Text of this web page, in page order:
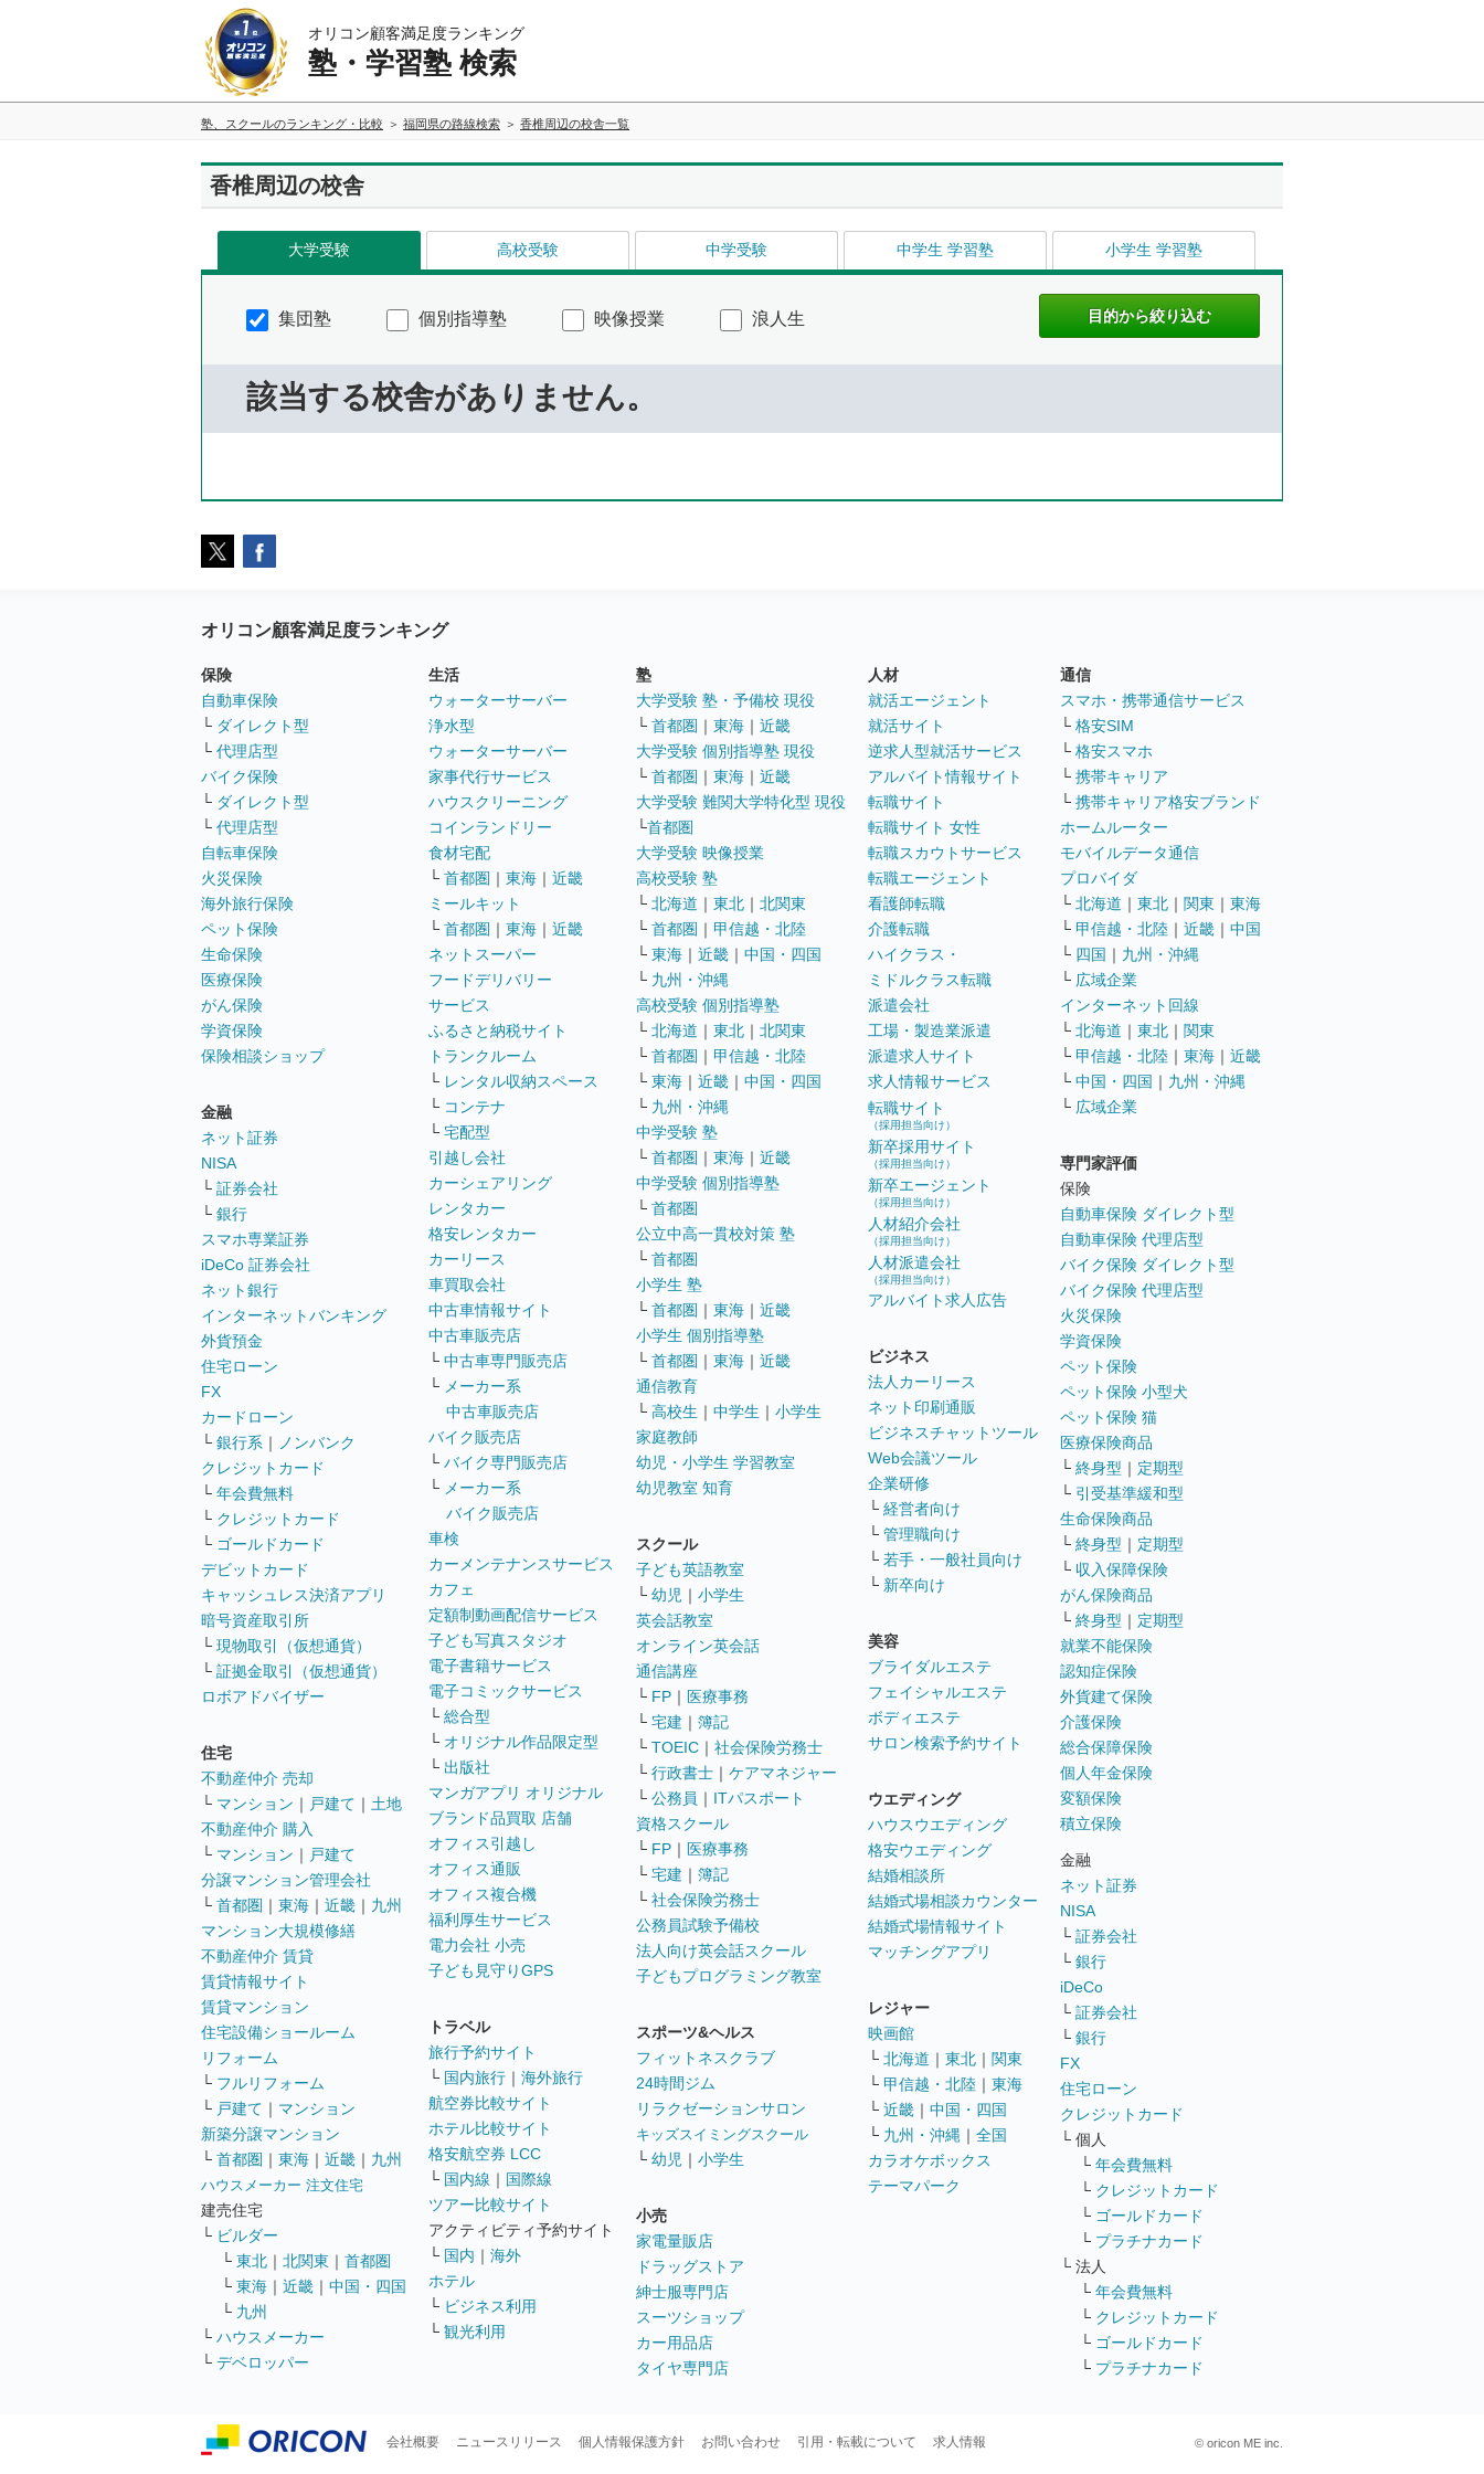
オリコン顧客満足度ランキング
塾・学習塾 検索
塾、スクールのランキング・比較 福岡県の路線検索 香椎周辺の校舎一覧
香椎周辺の校舎
大学受験 高校受験 中学受験 中学生 学習塾 小学生 学習塾
集団塾 個別指導塾 映像授業 浪人生
該当する校舎がありません。
オリコン顧客満足度ランキング
保険
自動車保険
└ ダイレクト型
└ 代理店型
バイク保険
└ ダイレクト型
└ 代理店型
自転車保険
火災保険
海外旅行保険
ペット保険
生命保険
医療保険
がん保険
学資保険
保険相談ショップ
金融
ネット証券
NISA
└ 証券会社
└ 銀行
スマホ専業証券
iDeCo 証券会社
ネット銀行
インターネットバンキング
外貨預金
住宅ローン
FX
カードローン
└ 銀行系 ｜
ノンバンク
クレジットカード
└ 年会費無料
└ クレジットカード
└ ゴールドカード
デビットカード
キャッシュレス決済アプリ
暗号資産取引所
└ 現物取引（仮想通貨）
└ 証拠金取引（仮想通貨）
ロボアドバイザー
住宅
不動産仲介 売却
└ マンション ｜ 戸建て ｜ 土地
不動産仲介 購入
└ マンション ｜ 戸建て
分譲マンション管理会社
└ 首都圏 ｜ 東海 ｜ 近畿 ｜ 九州
マンション大規模修繕
不動産仲介 賃貸
賃貸情報サイト
賃貸マンション
住宅設備ショールーム
リフォーム
└ フルリフォーム
└ 戸建て ｜ マンション
新築分譲マンション
└ 首都圏 ｜ 東海 ｜ 近畿 ｜ 九州
ハウスメーカー 注文住宅
建売住宅
└ ビルダー
└ 東北 ｜ 北関東 ｜ 首都圏
└ 東海 ｜ 近畿 ｜ 中国・四国
└ 九州
└ ハウスメーカー
└ デベロッパー
生活
ウォーターサーバー
浄水型
ウォーターサーバー
家事代行サービス
ハウスクリーニング
コインランドリー
食材宅配
└ 首都圏 ｜ 東海 ｜ 近畿
ミールキット
└ 首都圏 ｜ 東海 ｜ 近畿
ネットスーパー
フードデリバリー
サービス
ふるさと納税サイト
トランクルーム
└ レンタル収納スペース
└ コンテナ
└ 宅配型
引越し会社
カーシェアリング
レンタカー
格安レンタカー
カーリース
車買取会社
中古車情報サイト
中古車販売店
└ 中古車専門販売店
└ メーカー系
中古車販売店
バイク販売店
└ バイク専門販売店
└ メーカー系
バイク販売店
車検
カーメンテナンスサービス
カフェ
定額制動画配信サービス
子ども写真スタジオ
電子書籍サービス
電子コミックサービス
└ 総合型
└ オリジナル作品限定型
└ 出版社
マンガアプリ オリジナル
ブランド品買取 店舗
オフィス引越し
オフィス通販
オフィス複合機
福利厚生サービス
電力会社 小売
子ども見守りGPS
トラベル
旅行予約サイト
└ 国内旅行 ｜ 海外旅行
航空券比較サイト
ホテル比較サイト
格安航空券 LCC
└ 国内線 ｜ 国際線
ツアー比較サイト
アクティビティ予約サイト
└ 国内 ｜ 海外
ホテル
└ ビジネス利用
└ 観光利用
塾
大学受験 塾・予備校 現役
└ 首都圏 ｜ 東海 ｜ 近畿
大学受験 個別指導塾 現役
└ 首都圏 ｜ 東海 ｜ 近畿
大学受験 難関大学特化型 現役
└首都圏
大学受験 映像授業
高校受験 塾
└ 北海道 ｜ 東北 ｜ 北関東
└ 首都圏 ｜ 甲信越・北陸
└ 東海 ｜ 近畿 ｜ 中国・四国
└ 九州・沖縄
高校受験 個別指導塾
└ 北海道 ｜ 東北 ｜ 北関東
└ 首都圏 ｜ 甲信越・北陸
└ 東海 ｜ 近畿 ｜ 中国・四国
└ 九州・沖縄
中学受験 塾
└ 首都圏 ｜ 東海 ｜ 近畿
中学受験 個別指導塾
└ 首都圏
公立中高一貫校対策 塾
└ 首都圏
小学生 塾
└ 首都圏 ｜ 東海 ｜ 近畿
小学生 個別指導塾
└ 首都圏 ｜ 東海 ｜ 近畿
通信教育
└ 高校生 ｜ 中学生 ｜ 小学生
家庭教師
幼児・小学生 学習教室
幼児教室 知育
スクール
子ども英語教室
└ 幼児 ｜ 小学生
英会話教室
オンライン英会話
通信講座
└ FP ｜ 医療事務
└ 宅建 ｜ 簿記
└ TOEIC ｜ 社会保険労務士
└ 行政書士 ｜ ケアマネジャー
└ 公務員 ｜ ITパスポート
資格スクール
└ FP ｜ 医療事務
└ 宅建 ｜ 簿記
└ 社会保険労務士
公務員試験予備校
法人向け英会話スクール
子どもプログラミング教室
スポーツ&ヘルス
フィットネスクラブ
24時間ジム
リラクゼーションサロン
キッズスイミングスクール
└ 幼児 ｜ 小学生
小売
家電量販店
ドラッグストア
紳士服専門店
スーツショップ
カー用品店
タイヤ専門店
人材
就活エージェント
就活サイト
逆求人型就活サービス
アルバイト情報サイト
転職サイト
転職サイト 女性
転職スカウトサービス
転職エージェント
看護師転職
介護転職
ハイクラス・
ミドルクラス転職
派遣会社
工場・製造業派遣
派遣求人サイト
求人情報サービス
転職サイト
（採用担当向け）
新卒採用サイト
（採用担当向け）
新卒エージェント
（採用担当向け）
人材紹介会社
（採用担当向け）
人材派遣会社
（採用担当向け）
アルバイト求人広告
ビジネス
法人カーリース
ネット印刷通販
ビジネスチャットツール
Web会議ツール
企業研修
└ 経営者向け
└ 管理職向け
└ 若手・一般社員向け
└ 新卒向け
美容
ブライダルエステ
フェイシャルエステ
ボディエステ
サロン検索予約サイト
ウエディング
ハウスウエディング
格安ウエディング
結婚相談所
結婚式場相談カウンター
結婚式場情報サイト
マッチングアプリ
レジャー
映画館
└ 北海道 ｜ 東北 ｜ 関東
└ 甲信越・北陸 ｜ 東海
└ 近畿 ｜ 中国・四国
└ 九州・沖縄 ｜ 全国
カラオケボックス
テーマパーク
通信
スマホ・携帯通信サービス
└ 格安SIM
└ 格安スマホ
└ 携帯キャリア
└ 携帯キャリア格安ブランド
ホームルーター
モバイルデータ通信
プロバイダ
└ 北海道 ｜ 東北 ｜ 関東 ｜ 東海
└ 甲信越・北陸 ｜ 近畿 ｜ 中国
└ 四国 ｜ 九州・沖縄
└ 広域企業
インターネット回線
└ 北海道 ｜ 東北 ｜ 関東
└ 甲信越・北陸 ｜ 東海 ｜ 近畿
└ 中国・四国 ｜ 九州・沖縄
└ 広域企業
専門家評価
保険
自動車保険 ダイレクト型
自動車保険 代理店型
バイク保険 ダイレクト型
バイク保険 代理店型
火災保険
学資保険
ペット保険
ペット保険 小型犬
ペット保険 猫
医療保険商品
└ 終身型 ｜ 定期型
└ 引受基準緩和型
生命保険商品
└ 終身型 ｜ 定期型
└ 収入保障保険
がん保険商品
└ 終身型 ｜ 定期型
就業不能保険
認知症保険
外貨建て保険
介護保険
総合保障保険
個人年金保険
変額保険
積立保険
金融
ネット証券
NISA
└ 証券会社
└ 銀行
iDeCo
└ 証券会社
└ 銀行
FX
住宅ローン
クレジットカード
└ 個人
└ 年会費無料
└ クレジットカード
└ ゴールドカード
└ プラチナカード
└ 法人
└ 年会費無料
└ クレジットカード
└ ゴールドカード
└ プラチナカード
会社概要 ニュースリリース 個人情報保護方針 お問い合わせ 引用・転載について 求人情報 © oricon ME inc.